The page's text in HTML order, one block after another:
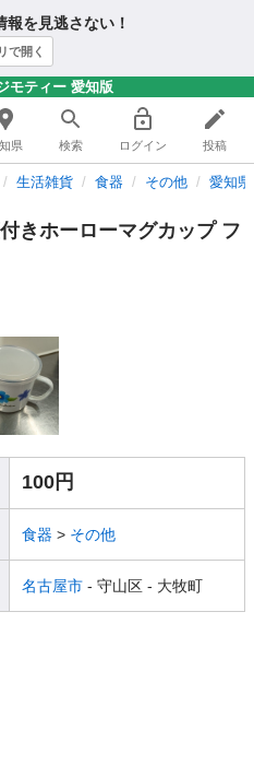
を見逃さない！
で開く
モティー 愛知版
県 検索 ログイン 投稿
生活雑貨 食器 その他 愛知
きホーローマグカップ フ
100円
食器 > その他
名古屋市 - 守山区 - 大牧町